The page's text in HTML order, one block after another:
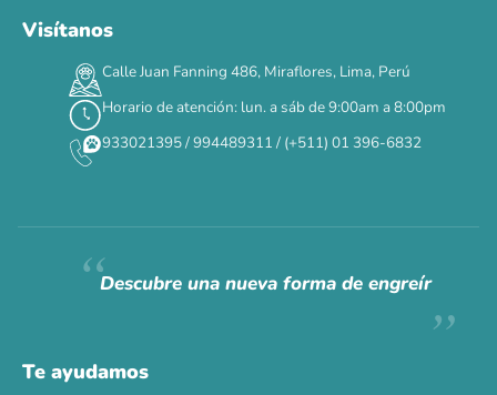
DÍAS HORAS MIN SEG
✕
Siempre fuimosraros.
Visítanos
Calle Juan Fanning 486, Miraflores, Lima, Perú
Horario de atención: lun. a sáb de 9:00am a 8:00pm
933021395 / 994489311 / (+511) 01 396-6832
Descubre una nueva forma de engreír
Te ayudamos